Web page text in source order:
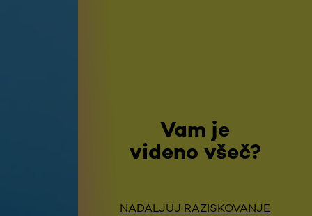
Vam je
videno všeč?
NADALJUJ RAZISKOVANJE